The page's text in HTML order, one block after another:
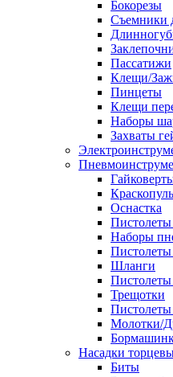
Бокорезы
Съемники
Пассатижи
Клещи/
Пинцеты
Клещи
Наборы
Захваты
Оснастка
Пистолеты
Наборы
Пистолеты
Шланги
Трещотки
Молотки/
Насадки
Биты